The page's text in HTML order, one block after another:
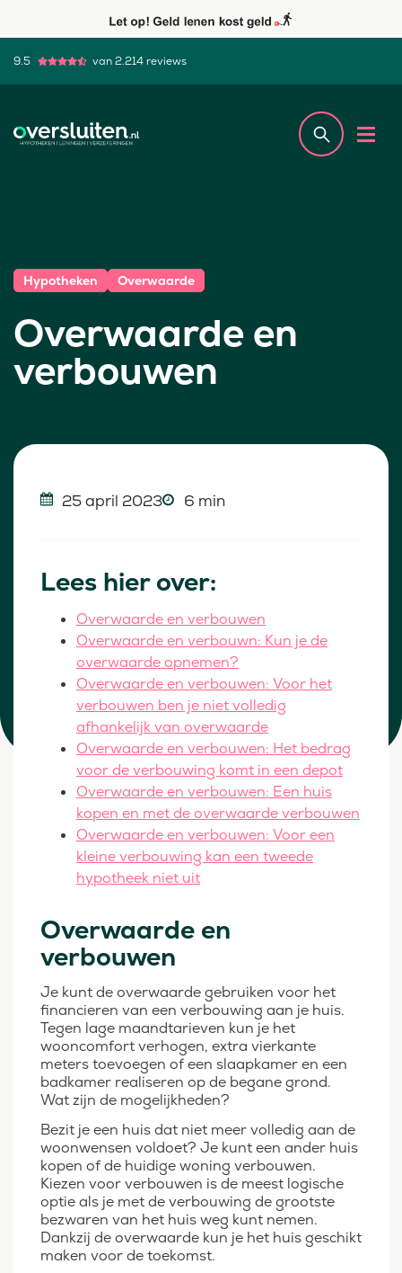
9.5 van 2.214 reviews
Hypotheken Overwaarde
Overwaarde en
verbouwen
25 april 2023 6 min
Lees hier over:
Overwaarde en verbouwen
Overwaarde en verbouwn: Kun je de
overwaarde opnemen?
Overwaarde en verbouwen: Voor het
verbouwen ben je niet volledig
afhankelijk van overwaarde
Overwaarde en verbouwen: Het bedrag
voor de verbouwing komt in een depot
Overwaarde en verbouwen: Een huis
kopen en met de overwaarde verbouwen
Overwaarde en verbouwen: Voor een
kleine verbouwing kan een tweede
hypotheek niet uit
Overwaarde en
verbouwen
Je kunt de overwaarde gebruiken voor het
financieren van een verbouwing aan je huis.
Tegen lage maandtarieven kun je het
wooncomfort verhogen, extra vierkante
meters toevoegen of een slaapkamer en een
badkamer realiseren op de begane grond.
Wat zijn de mogelijkheden?
Bezit je een huis dat niet meer volledig aan de
woonwensen voldoet? Je kunt een ander huis
kopen of de huidige woning verbouwen.
Kiezen voor verbouwen is de meest logische
optie als je met de verbouwing de grootste
bezwaren van het huis weg kunt nemen.
Dankzij de overwaarde kun je het huis geschikt
maken voor de toekomst.